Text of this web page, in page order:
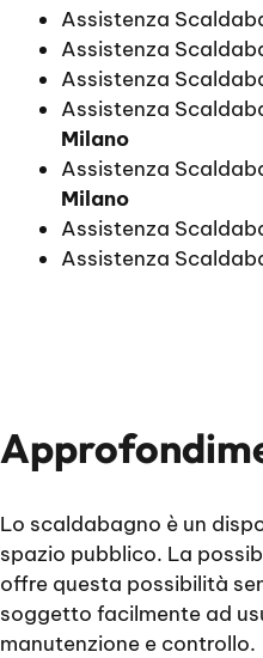
Assistenza
Assistenza
Assistenza
Assistenza
Milano
Assistenza
Milano
Assistenza
Assistenza
Lo scaldabagno è un
spazio pubblico. La
offre questa possibilità
soggetto facilmente ad
manutenzione e controllo.